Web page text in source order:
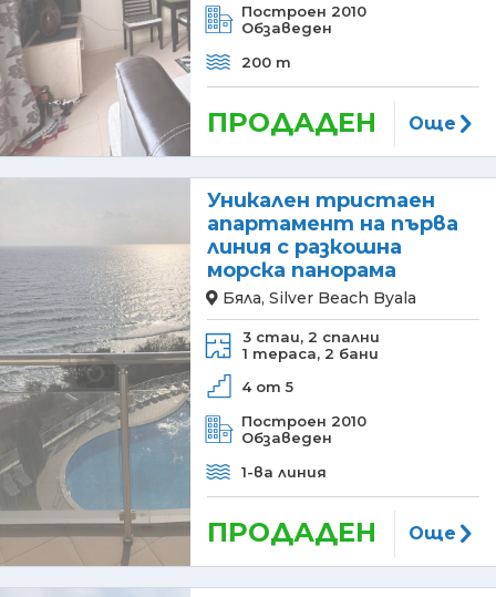
Построен 2010
Обзаведен
200 m
ПРОДАДЕН Още
Уникален тристаен
апартамент на първа
линия с разкошна
морска панорама
Бяла, Silver Beach Byala
3 стаи, 2 спални
1 тераса, 2 бани
4 от 5
Построен 2010
Обзаведен
1-ва линия
ПРОДАДЕН Още